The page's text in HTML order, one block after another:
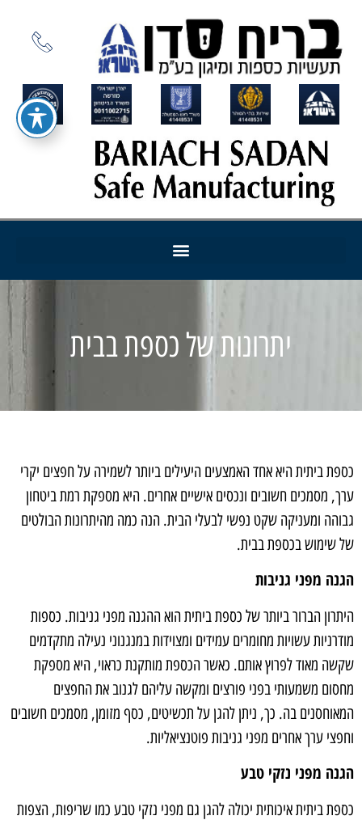
יתרונות של כספת בבית
כספת ביתית היא אחד האמצעים היעילים ביותר לשמירה על חפצים יקרי
ערך, מסמכים חשובים ונכסים אישיים אחרים. היא מספקת רמת ביטחון
גבוהה ומעניקה שקט נפשי לבעלי הבית. הנה כמה מהיתרונות הבולטים
של שימוש בכספת בבית.
הגנה מפני גניבות
היתרון הברור ביותר של כספת ביתית הוא ההגנה מפני גניבות. כספות
מודרניות עשויות מחומרים עמידים ומצוידות במנגנוני נעילה מתקדמים
שקשה מאוד לפרוץ אותם. כאשר הכספת מותקנת כראוי, היא מספקת
מחסום משמעותי בפני פורצים ומקשה עליהם לגנוב את החפצים
המאוחסנים בה. כך, ניתן להגן על תכשיטים, כסף מזומן, מסמכים חשובים
וחפצי ערך אחרים מפני גניבות פוטנציאליות.
הגנה מפני נזקי טבע
כספת ביתית איכותית יכולה להגן גם מפני נזקי טבע כמו שריפות, הצפות